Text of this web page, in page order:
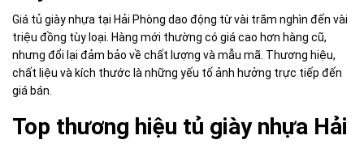
Giá tủ giày nhựa tại Hải Phòng dao động từ vài trăm nghìn đến vài
triệu đồng tùy loại. Hàng mới thường có giá cao hơn hàng cũ,
nhưng đổi lại đảm bảo về chất lượng và mẫu mã. Thương hiệu,
chất liệu và kích thước là những yếu tố ảnh hưởng trực tiếp đến
giá bán.
Top thương hiệu tủ giày nhựa Hải